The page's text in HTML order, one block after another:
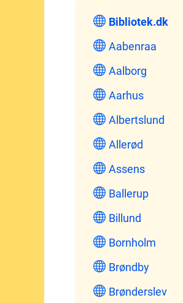
Bibliotek.dk
Aabenraa
Aalborg
Aarhus
Albertslund
Allerød
Assens
Ballerup
Billund
Bornholm
Brøndby
Brønderslev